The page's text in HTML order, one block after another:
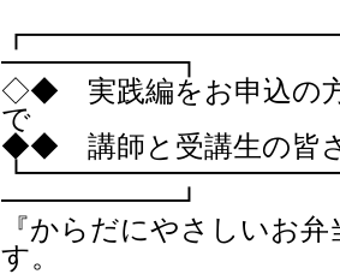
━━━━━━┓
◇◆ 実践編をお申込の
で
◆◆ 講師と受講生の皆
━━━━━━┛
『からだにやさしいお
す。